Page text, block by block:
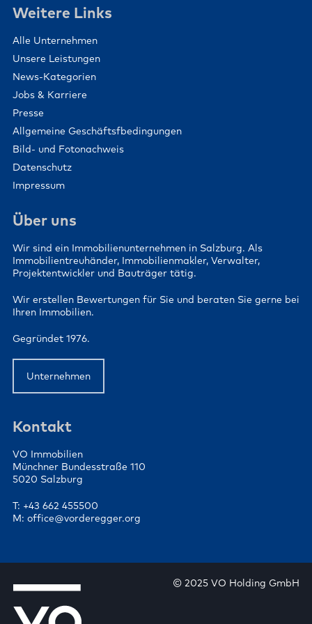
Weitere Links
Alle Unternehmen
Unsere Leistungen
News-Kategorien
Jobs & Karriere
Presse
Allgemeine Geschäftsfbedingungen
Bild- und Fotonachweis
Datenschutz
Impressum
Über uns
Wir sind ein Immobilienunternehmen in Salzburg. Als
Immobilientreuhänder, Immobilienmakler, Verwalter,
Projektentwickler und Bauträger tätig.
Wir erstellen Bewertungen für Sie und beraten Sie gerne bei
Ihren Immobilien.
Gegründet 1976.
Unternehmen
Kontakt
VO Immobilien
Münchner Bundesstraße 110
5020 Salzburg
T: +43 662 455500
M: office@vorderegger.org
© 2025 VO Holding GmbH